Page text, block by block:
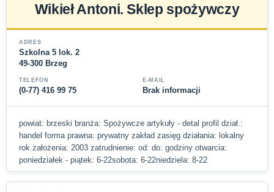
Wikieł Antoni. Sklep spożywczy
ADRES
Szkolna 5 lok. 2
49-300 Brzeg
TELEFON
(0-77) 416 99 75
E-MAIL
Brak informacji
powiat: brzeski branża: Spożywcze artykuły - detal profil dział.:
handel forma prawna: prywatny zakład zasięg działania: lokalny
rok założenia: 2003 zatrudnienie: od: do: godziny otwarcia:
poniedziałek - piątek: 6-22sobota: 6-22niedziela: 8-22